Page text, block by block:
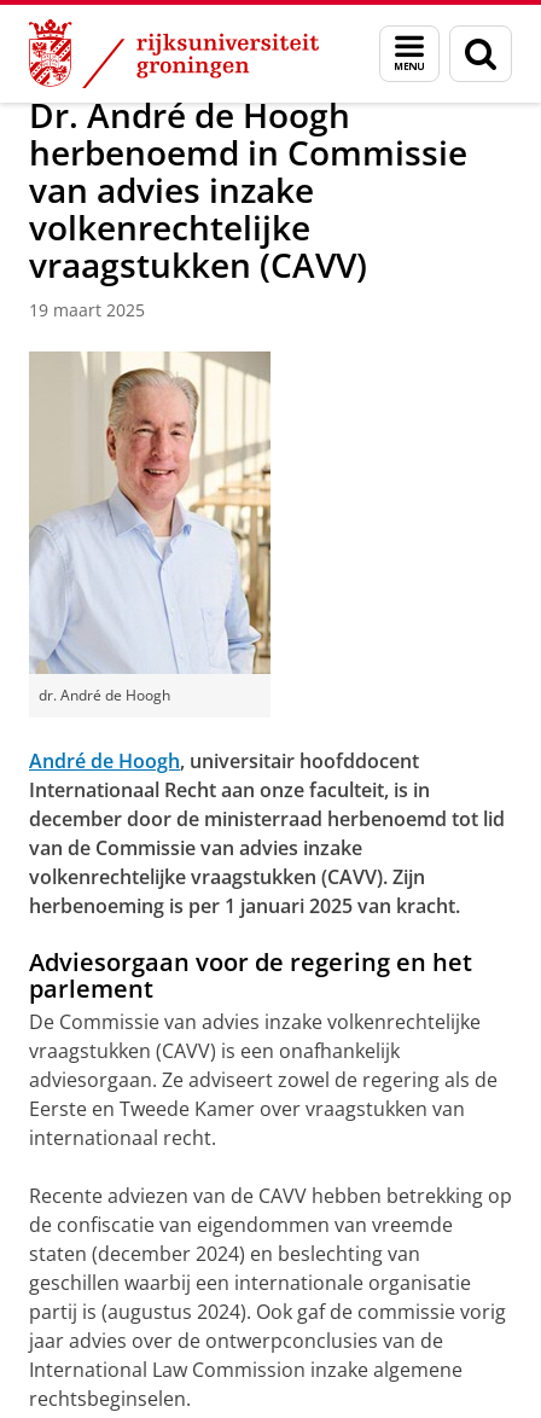
Skip
Content
Skip
Navigation
Menu
en
zoeken
Over ons Nieuwsarchief
Dr. André de Hoogh
herbenoemd in Commissie
van advies inzake
volkenrechtelijke
vraagstukken (CAVV)
19 maart 2025
dr. André de Hoogh
André de Hoogh, universitair hoofddocent
Internationaal Recht aan onze faculteit, is in
december door de ministerraad herbenoemd tot lid
van de Commissie van advies inzake
volkenrechtelijke vraagstukken (CAVV). Zijn
herbenoeming is per 1 januari 2025 van kracht.
Adviesorgaan voor de regering en het
parlement
De Commissie van advies inzake volkenrechtelijke
vraagstukken (CAVV) is een onafhankelijk
adviesorgaan. Ze adviseert zowel de regering als de
Eerste en Tweede Kamer over vraagstukken van
internationaal recht.
Recente adviezen van de CAVV hebben betrekking op
de confiscatie van eigendommen van vreemde
staten (december 2024) en beslechting van
geschillen waarbij een internationale organisatie
partij is (augustus 2024). Ook gaf de commissie vorig
jaar advies over de ontwerpconclusies van de
International Law Commission inzake algemene
rechtsbeginselen.